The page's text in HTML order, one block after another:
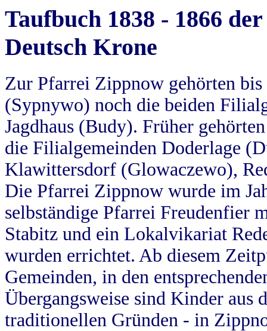
Taufbuch 1838 - 1866
Deutsch Krone
Zur Pfarrei Zippnow gehörten
(Sypnywo) noch die beiden
Jagdhaus (Budy). Früher
die Filialgemeinden Doderlage
Klawittersdorf (Glowaczewo),
Die Pfarrei Zippnow wurde im
selbständige Pfarrei Freudenfier
Stabitz und ein Lokalvikariat
wurden errichtet. Ab diesem
Gemeinden, in den
Übergangsweise sind Kinder aus
traditionellen Gründen - in